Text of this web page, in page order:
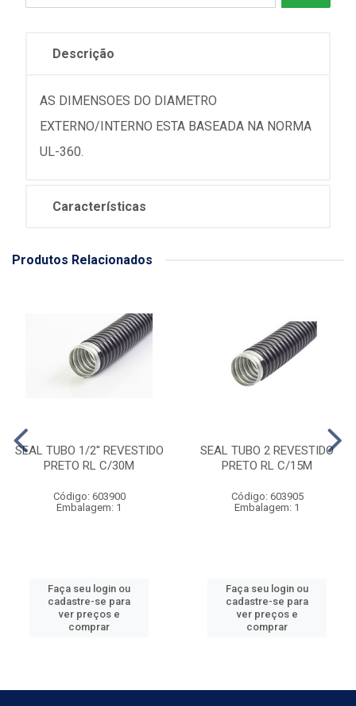
Descrição
AS DIMENSOES DO DIAMETRO
EXTERNO/INTERNO ESTA BASEADA NA NORMA
UL-360.
Características
Produtos Relacionados
SEAL TUBO 1/2'' REVESTIDO
PRETO RL C/30M
Código: 603900
Embalagem: 1
Faça seu login ou
cadastre-se para
ver preços e
comprar
SEAL TUBO 2 REVESTIDO
PRETO RL C/15M
Código: 603905
Embalagem: 1
Faça seu login ou
cadastre-se para
ver preços e
comprar